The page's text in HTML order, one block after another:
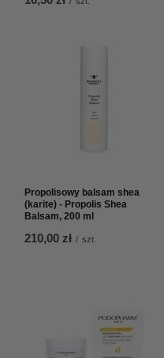
Propolisowy balsam shea
(karite) - Propolis Shea
Balsam, 200 ml
210,00 zł / szt.